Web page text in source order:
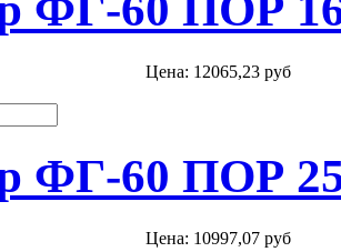
Цена: 12065,23 руб
ФГ-60 ПОР
Цена: 10997,07 руб